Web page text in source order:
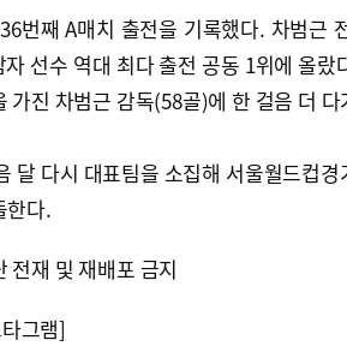
번째 A매치 출전을 기록했다. 차범근
선수 역대 최다 출전 공동 1위에 올랐
가진 차범근 감독(58골)에 한 걸음 더
달 다시 대표팀을 소집해 서울월드컵경
한다.
재 및 재배포 금지
그램]